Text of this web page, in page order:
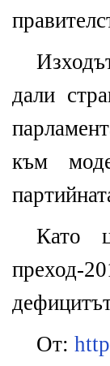
дали
към
Като
преход-
От: